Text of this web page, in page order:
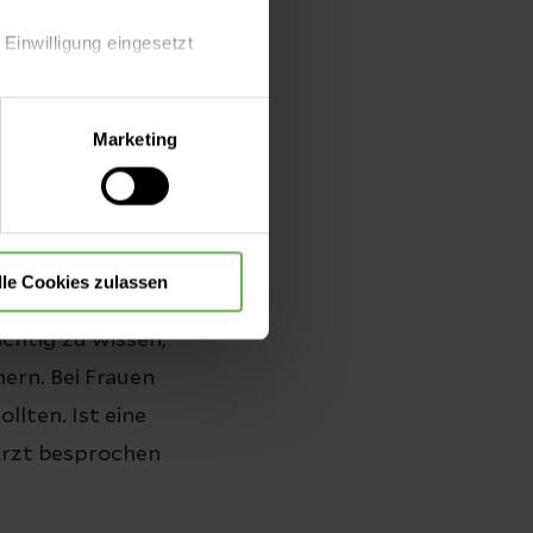
eingesetzt
Auswahl hinsichtlich der
Verwendung aller Cookies
Marketing
Cookies zulassen
untersuchen
Haus- oder
ersten Blick
zu wissen,
Bei Frauen
Ist eine
besprochen